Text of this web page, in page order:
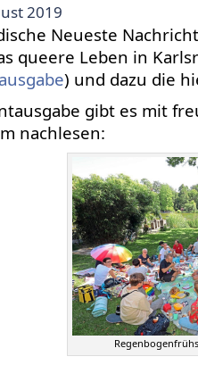
2019
Neueste
queere Leben in
) und dazu die
gibt es mit
nachlesen: